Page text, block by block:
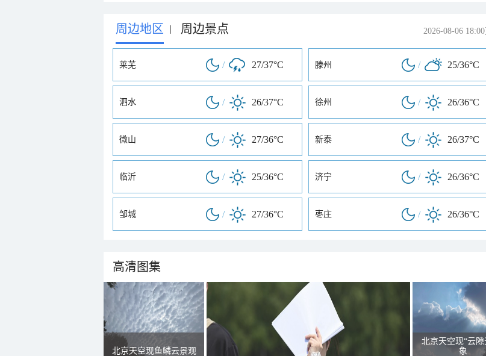
周边地区 | 周边景点 2026-08-06
莱芜 / 27/37°C 滕州 / 25/36°C
泗水 / 26/37°C 徐州 / 26/36°C
微山 / 27/36°C 新泰 / 26/37°C
临沂 / 25/36°C 济宁 / 26/36°C
邹城 / 27/36°C 枣庄 / 26/36°C
高清图集
北京天空现鱼鳞云景观
北京天空现“云隙
象